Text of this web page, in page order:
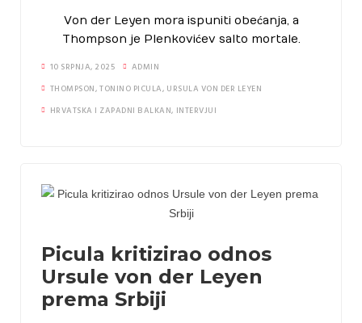
Hrvatska i Zapadni Balkan
Rad u parlamentu
Zaštita autohtonih proizvoda
Foto natječaji
Von der Leyen mora ispuniti obećanja, a
Thompson je Plenkovićev salto mortale.
10 SRPNJA, 2025
ADMIN
THOMPSON,TONINO PICULA, URSULA VON DER LEYEN
HRVATSKA I ZAPADNI BALKAN, INTERVJUI
Picula kritizirao odnos
Ursule von der Leyen
prema Srbiji